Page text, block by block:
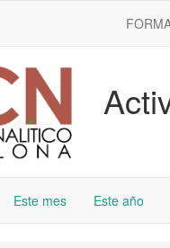
Este mes Este año